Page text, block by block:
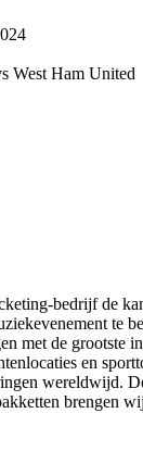
West Ham United
bedrijf de
te
met de grootste
en
wereldwijd.
brengen